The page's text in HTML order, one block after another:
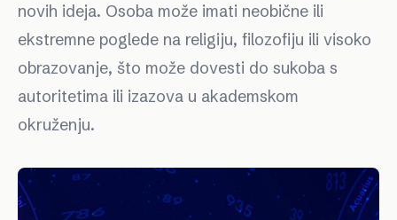
novih ideja. Osoba može imati neobične ili
ekstremne poglede na religiju, filozofiju ili visoko
obrazovanje, što može dovesti do sukoba s
autoritetima ili izazova u akademskom
okruženju.